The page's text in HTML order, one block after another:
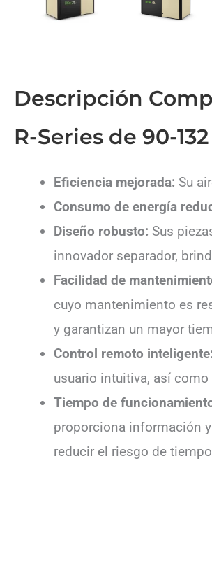
Descripción
R-Series de 90-
Eficiencia mejorada: Su
Consumo de energía
Diseño robusto: Sus
innovador separador,
Facilidad de
cuyo mantenimiento es
y garantizan un mayor
Control remoto inteligente:
usuario intuitiva, así
Tiempo de
proporciona información
reducir el riesgo de